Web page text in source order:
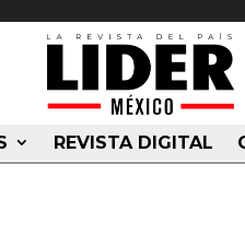
REVISTA DIGITAL